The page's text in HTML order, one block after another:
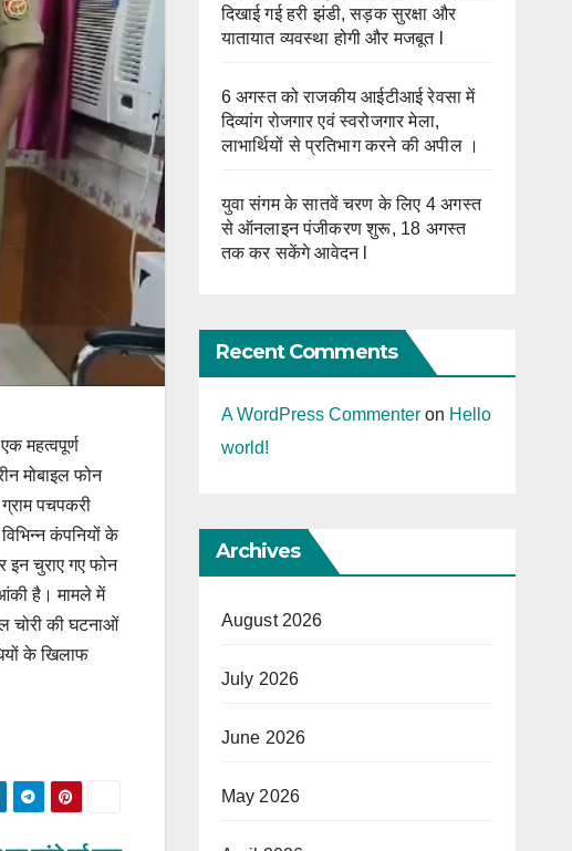
महत्वपूर्ण
मोबाइल फोन
पचपकरी
कंपनियों के
इन चुराए गए फोन
है। मामले में
चोरी की घटनाओं
के खिलाफ
दिखाई गई हरी झंडी, सड़क सुरक्षा और
यातायात व्यवस्था होगी और मजबूत l
6 अगस्त को राजकीय आईटीआई रेवसा में
दिव्यांग रोजगार एवं स्वरोजगार मेला,
लाभार्थियों से प्रतिभाग करने की अपील ।
युवा संगम के सातवें चरण के लिए 4 अगस्त
से ऑनलाइन पंजीकरण शुरू, 18 अगस्त
तक कर सकेंगे आवेदन l
Recent Comments
A WordPress Commenteron Hello
world!
Archives
August 2026
July 2026
June 2026
May 2026